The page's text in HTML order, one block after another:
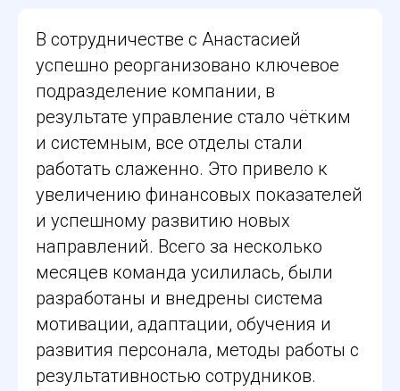
В сотрудничестве с Анастасией
успешно реорганизовано ключевое
подразделение компании, в
результате управление стало чётким
и системным, все отделы стали
работать слаженно. Это привело к
увеличению финансовых показателей
и успешному развитию новых
направлений. Всего за несколько
месяцев команда усилилась, были
разработаны и внедрены система
мотивации, адаптации, обучения и
развития персонала, методы работы с
результативностью сотрудников.